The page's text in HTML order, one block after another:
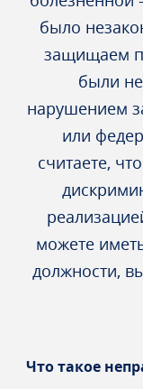
было
защищаем
были
нарушением
или
считаете,
можете
должности,
Что такое